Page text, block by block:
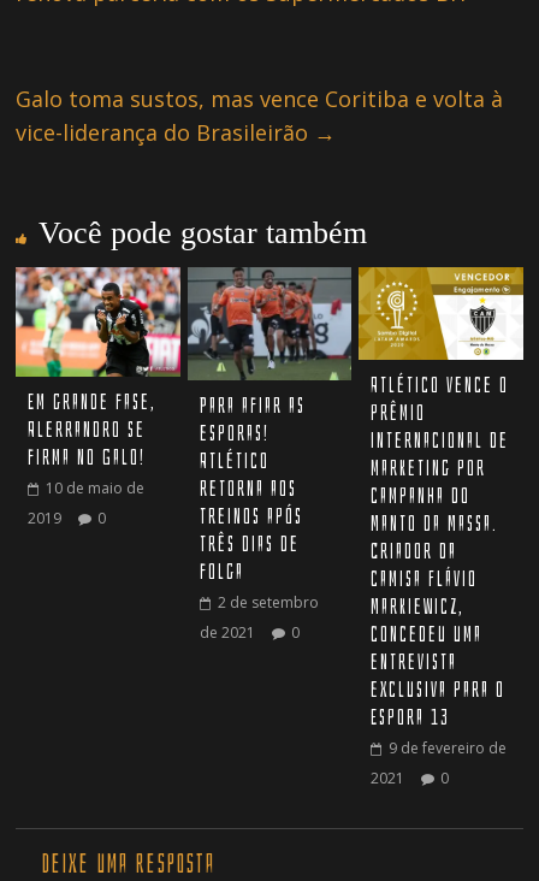
Galo toma sustos, mas vence Coritiba e volta à
vice-liderança do Brasileirão →
Você pode gostar também
Em grande fase,
Alerrandro se
firma no Galo!
10 de maio de
2019
0
Para afiar as
esporas!
Atlético
retorna aos
treinos após
três dias de
folga
2 de setembro
de 2021
0
Atlético vence o
prêmio
internacional de
marketing por
campanha do
Manto da Massa.
Criador da
camisa Flávio
Markiewicz,
concedeu uma
entrevista
exclusiva para o
Espora 13
9 de fevereiro de
2021
0
Deixe uma resposta